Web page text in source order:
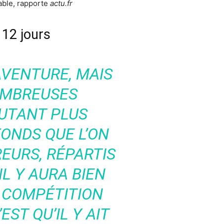
rapporte actu.fr
jours
MAIS
PLUS
QUE L’ON
RÉPARTIS
Y AURA BIEN
QU’IL Y AIT